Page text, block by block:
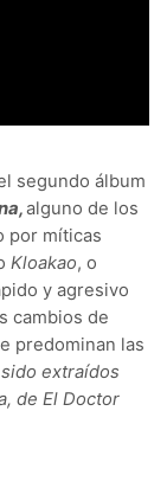
segundo álbum
alguno de los
por míticas
Kloakao, o
y agresivo
cambios de
predominan las
extraídos
de El Doctor